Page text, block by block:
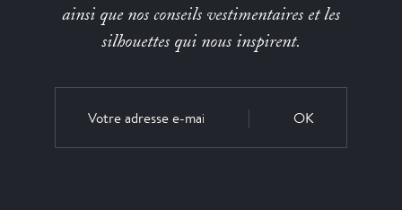
ainsi que nos conseils vestimentaires et les
silhouettes qui nous inspirent.
OK